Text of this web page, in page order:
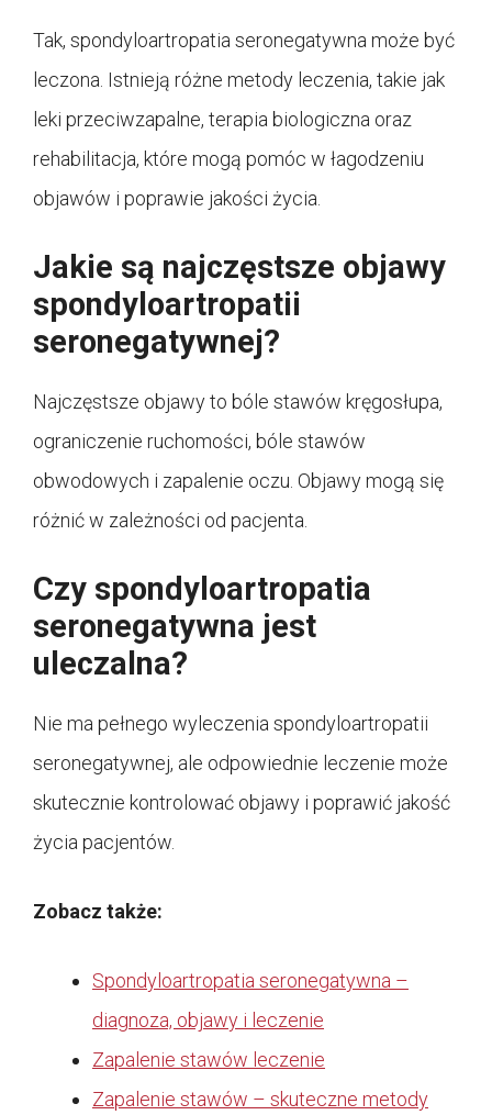
Tak, spondyloartropatia seronegatywna może być
leczona. Istnieją różne metody leczenia, takie jak
leki przeciwzapalne, terapia biologiczna oraz
rehabilitacja, które mogą pomóc w łagodzeniu
objawów i poprawie jakości życia.
Jakie są najczęstsze objawy
spondyloartropatii
seronegatywnej?
Najczęstsze objawy to bóle stawów kręgosłupa,
ograniczenie ruchomości, bóle stawów
obwodowych i zapalenie oczu. Objawy mogą się
różnić w zależności od pacjenta.
Czy spondyloartropatia
seronegatywna jest
uleczalna?
Nie ma pełnego wyleczenia spondyloartropatii
seronegatywnej, ale odpowiednie leczenie może
skutecznie kontrolować objawy i poprawić jakość
życia pacjentów.
Zobacz także:
Spondyloartropatia seronegatywna –
diagnoza, objawy i leczenie
Zapalenie stawów leczenie
Zapalenie stawów – skuteczne metody